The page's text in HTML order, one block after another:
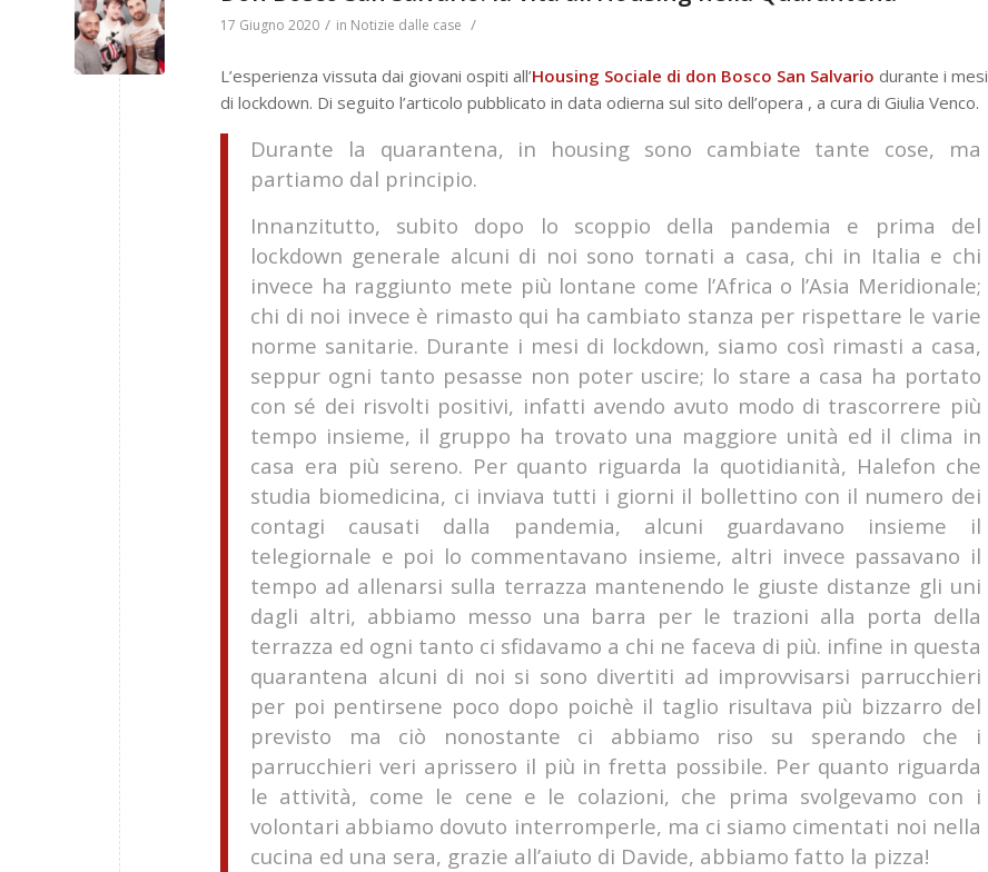
17 Giugno 2020 / in Notizie dalle case /
L’esperienza vissuta dai giovani ospiti all’Housing Sociale di don Bosco San Salvario durante i mesi
di lockdown. Di seguito l’articolo pubblicato in data odierna sul sito dell’opera , a cura di Giulia Venco.
Durante la quarantena, in housing sono cambiate tante cose, ma
partiamo dal principio.
Innanzitutto, subito dopo lo scoppio della pandemia e prima del
lockdown generale alcuni di noi sono tornati a casa, chi in Italia e chi
invece ha raggiunto mete più lontane come l’Africa o l’Asia Meridionale;
chi di noi invece è rimasto qui ha cambiato stanza per rispettare le varie
norme sanitarie. Durante i mesi di lockdown, siamo così rimasti a casa,
seppur ogni tanto pesasse non poter uscire; lo stare a casa ha portato
con sé dei risvolti positivi, infatti avendo avuto modo di trascorrere più
tempo insieme, il gruppo ha trovato una maggiore unità ed il clima in
casa era più sereno. Per quanto riguarda la quotidianità, Halefon che
studia biomedicina, ci inviava tutti i giorni il bollettino con il numero dei
contagi causati dalla pandemia, alcuni guardavano insieme il
telegiornale e poi lo commentavano insieme, altri invece passavano il
tempo ad allenarsi sulla terrazza mantenendo le giuste distanze gli uni
dagli altri, abbiamo messo una barra per le trazioni alla porta della
terrazza ed ogni tanto ci sfidavamo a chi ne faceva di più. infine in questa
quarantena alcuni di noi si sono divertiti ad improvvisarsi parrucchieri
per poi pentirsene poco dopo poichè il taglio risultava più bizzarro del
previsto ma ciò nonostante ci abbiamo riso su sperando che i
parrucchieri veri aprissero il più in fretta possibile. Per quanto riguarda
le attività, come le cene e le colazioni, che prima svolgevamo con i
volontari abbiamo dovuto interromperle, ma ci siamo cimentati noi nella
cucina ed una sera, grazie all’aiuto di Davide, abbiamo fatto la pizza!